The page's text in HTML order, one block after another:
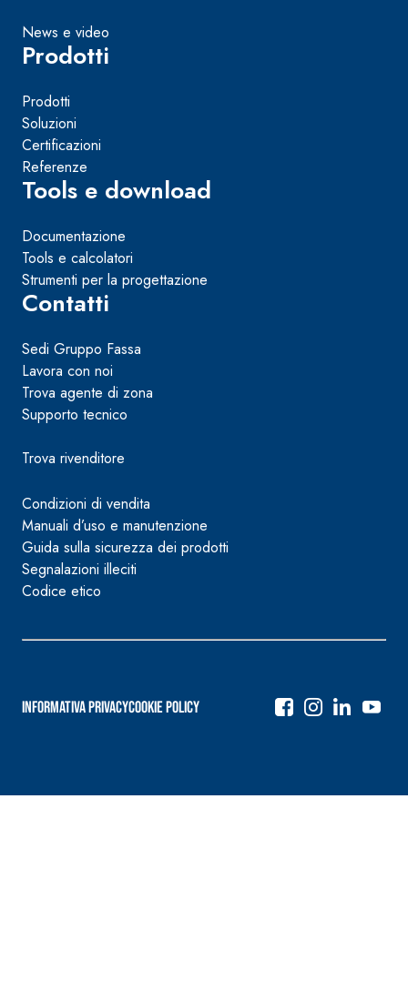
News e video
Prodotti
Prodotti
Soluzioni
Certificazioni
Referenze
Tools e download
Documentazione
Tools e calcolatori
Strumenti per la progettazione
Contatti
Sedi Gruppo Fassa
Lavora con noi
Trova agente di zona
Supporto tecnico
Trova rivenditore
Condizioni di vendita
Manuali d’uso e manutenzione
Guida sulla sicurezza dei prodotti
Segnalazioni illeciti
Codice etico
Informativa PrivacyCookie Policy